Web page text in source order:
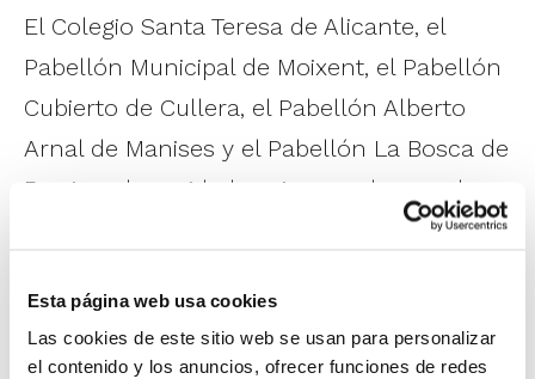
Esta página web usa cookies
Las cookies de este sitio web se usan para personalizar
el contenido y los anuncios, ofrecer funciones de redes
El Colegio Santa Teresa de Alicante, el
Pabellón Municipal de Moixent, el Pabellón
Cubierto de Cullera, el Pabellón Alberto
Arnal de Manises y el Pabellón La Bosca de
Burriana han sido las cinco sedes que han
albergado a los diferentes participantes,
Comunitat Valenciana.